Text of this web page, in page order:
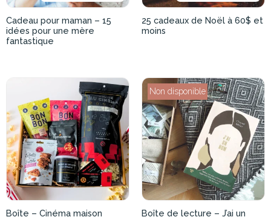
Cadeau pour maman – 15
idées pour une mère
fantastique
25 cadeaux de Noël à 60$ et
moins
Boîte – Cinéma maison
Non disponible
Boîte de lecture – J’ai un